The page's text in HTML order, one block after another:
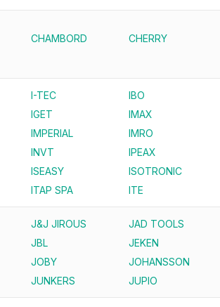
CHAMBORD CHERRY
I-TEC IBO
IGET
IMAX
IMPERIAL
IMRO
INVT
IPEAX
ISEASY
ISOTRONIC
ITAP SPA
ITE
J&J JIROUS JAD TOOLS
JBL
JEKEN
JOBY
JOHANSSON
JUNKERS
JUPIO